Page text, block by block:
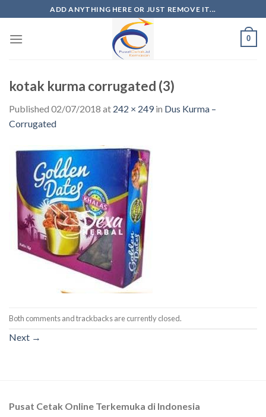
ADD ANYTHING HERE OR JUST REMOVE IT...
0
kotak kurma corrugated (3)
Published 02/07/2018 at 242 × 249in Dus Kurma –
Corrugated
Both comments and trackbacks are currently closed.
Next →
Pusat Cetak Online Terkemuka di Indonesia